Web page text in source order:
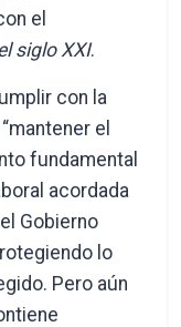
el
siglo XXI.
con la
el
fundamental
acordada
Gobierno
lo
Pero aún